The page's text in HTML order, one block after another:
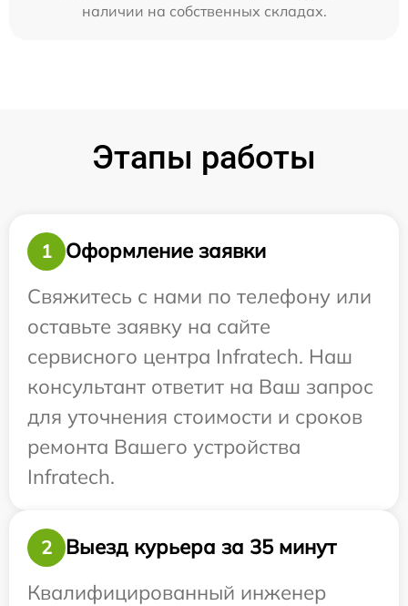
наличии на собственных складах.
Этапы работы
1
Оформление заявки
Свяжитесь с нами по телефону или
оставьте заявку на сайте
сервисного центра Infratech. Наш
консультант ответит на Ваш запрос
для уточнения стоимости и сроков
ремонта Вашего устройства
Infratech.
2
Выезд курьера за 35 минут
Квалифицированный инженер